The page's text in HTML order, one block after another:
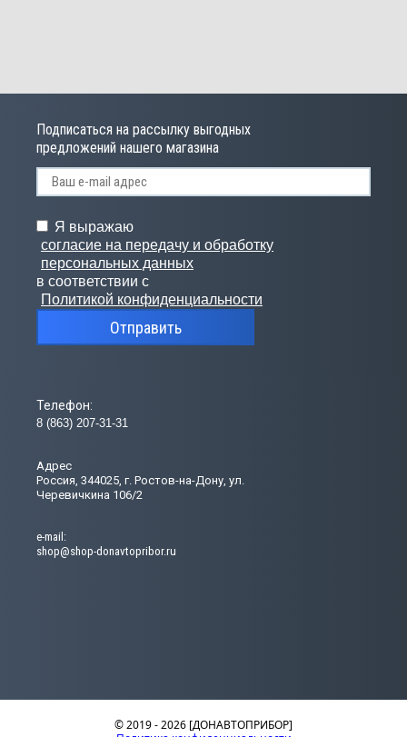
Телефон:
8 (863) 207-31-31
Адрес
Россия, 344025, г. Ростов-на-Дону, ул.
Черевичкина 106/2
e-mail:
shop@shop-donavtopribor.ru
Подписаться на рассылку выгодных
предложений нашего магазина
Я выражаю
согласие на передачу и обработку
персональных данных
в соответствии с
Политикой конфиденциальности
Отправить
© 2019 - 2026 [ДОНАВТОПРИБОР]